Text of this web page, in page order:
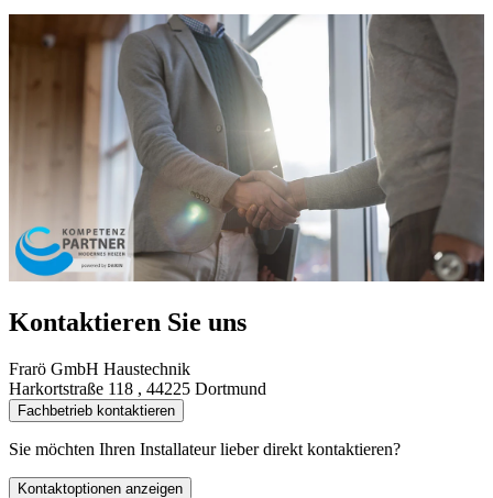
Kontaktieren Sie uns
Frarö GmbH Haustechnik
Harkortstraße 118 , 44225 Dortmund
Fachbetrieb kontaktieren
Sie möchten Ihren Installateur lieber direkt kontaktieren?
Kontaktoptionen anzeigen